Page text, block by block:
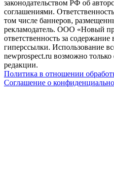
законодательством РФ об
соглашениями.
том числе баннеров,
рекламодатель. ООО «Новый
ответственность за
гиперссылки. Использование
newprospect.ru возможно
редакции.
Политика в отношении
Соглашение о